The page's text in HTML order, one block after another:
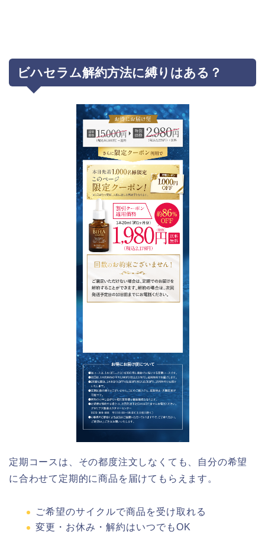
ビハセラム解約方法に縛りはある？
定期コースは、その都度注文しなくても、自分の希望
に合わせて定期的に商品を届けてもらえます。
ご希望のサイクルで商品を受け取れる
変更・お休み・解約はいつでもOK